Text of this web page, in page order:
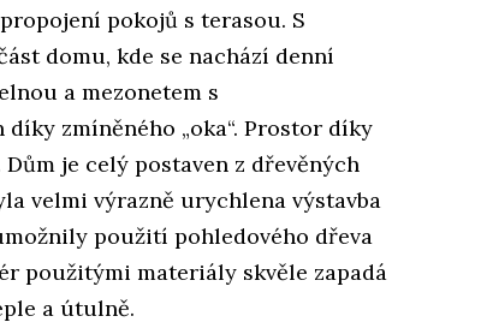
pokojů s terasou. S
domu, kde se nachází denní
a mezonetem s
zmíněného „oka“. Prostor díky
je celý postaven z dřevěných
velmi výrazně urychlena výstavba
použití pohledového dřeva
použitými materiály skvěle zapadá
a útulně.